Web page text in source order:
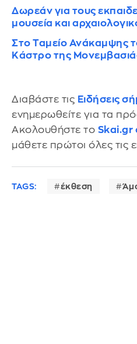
Δωρεάν για τους
μουσεία και
Στο Ταμείο Ανάκαμψης
Κάστρο της
Διαβάστε τις Ειδήσεις
ενημερωθείτε για τα
Ακολουθήστε το Skai.gr
μάθετε πρώτοι όλες τις
TAGS: έκθεση